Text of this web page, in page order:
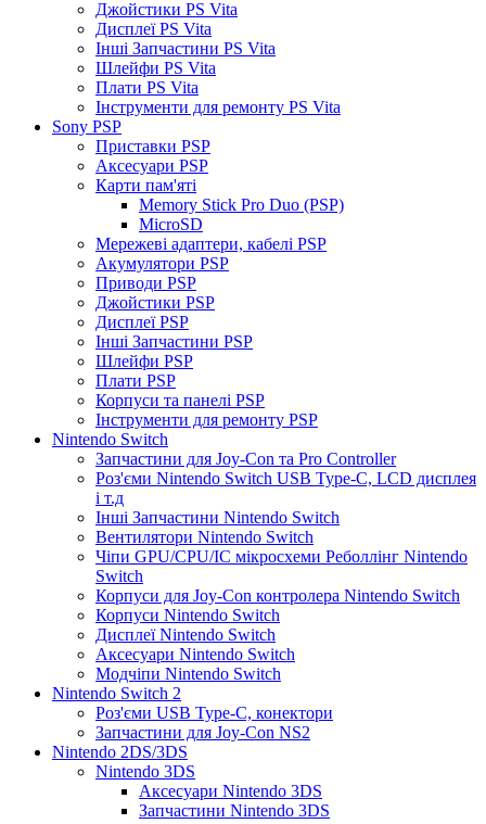
Джойстики PS Vita
Дисплеї PS Vita
Інші Запчастини PS Vita
Шлейфи PS Vita
Плати PS Vita
Інструменти для ремонту PS Vita
Sony PSP
Приставки PSP
Аксесуари PSP
Карти пам'яті
Memory Stick Pro Duo (PSP)
MicroSD
Мережеві адаптери, кабелі PSP
Акумулятори PSP
Приводи PSP
Джойстики PSP
Дисплеї PSP
Інші Запчастини PSP
Шлейфи PSP
Плати PSP
Корпуси та панелі PSP
Інструменти для ремонту PSP
Nintendo Switch
Запчастини для Joy-Con та Pro Controller
Роз'єми Nintendo Switch USB Type-C, LCD дисплея
і т.д
Інші Запчастини Nintendo Switch
Вентилятори Nintendo Switch
Чіпи GPU/CPU/IC мікросхеми Реболлінг Nintendo
Switch
Корпуси для Joy-Con контролера Nintendo Switch
Корпуси Nintendo Switch
Дисплеї Nintendo Switch
Аксесуари Nintendo Switch
Модчіпи Nintendo Switch
Nintendo Switch 2
Роз'єми USB Type-C, конектори
Запчастини для Joy-Con NS2
Nintendo 2DS/3DS
Nintendo 3DS
Аксесуари Nintendo 3DS
Запчастини Nintendo 3DS